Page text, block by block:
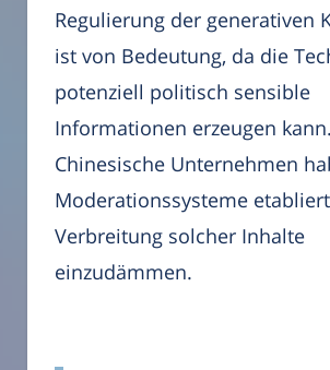
Regulierung der generativen
ist von Bedeutung, da die
potenziell politisch sensible
Informationen erzeugen kann.
Chinesische Unternehmen
Moderationssysteme
Verbreitung solcher Inhalte
einzudämmen.